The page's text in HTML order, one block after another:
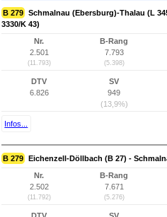
B 279 Schmalnau (Ebersburg)-Thalau (L
3330/K 43)
Nr.
2.501
(11.793)
B-Rang
7.793
(5.398)
DTV
6.826
SV
949
(13,9%)
Infos...
B 279 Eichenzell-Döllbach (B 27) -
Nr.
2.502
(11.792)
B-Rang
7.671
(5.276)